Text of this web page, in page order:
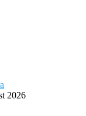
2026